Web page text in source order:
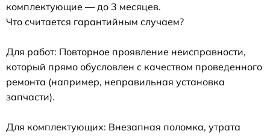
комплектующие — до 3 месяцев.
Что считается гарантийным случаем?
Для работ: Повторное проявление неисправности,
который прямо обусловлен с качеством проведенного
ремонта (например, неправильная установка
запчасти).
Для комплектующих: Внезапная поломка, утрата